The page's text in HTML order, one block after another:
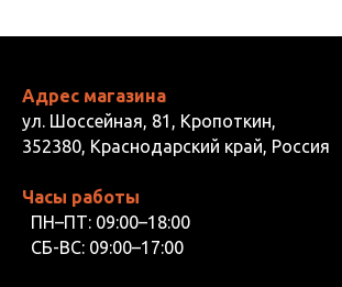
Адрес магазина
ул. Шоссейная, 81, Кропоткин,
352380, Краснодарский край, Россия
Часы работы
ПН–ПТ: 09:00–18:00
СБ-ВС: 09:00–17:00